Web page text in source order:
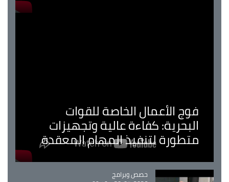
فوج الأعمال الخاصة للقوات
البحرية: كفاءة عالية وتجهيزات
متطورة لتنفيذ المهام المعقدة
Catégorie
حصص وبرامج